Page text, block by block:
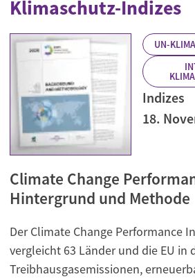
Klimaschutz-Indizes
UN-
Indizes
18.
Climate Change
Hintergrund und Methode
Der Climate Change Performance
vergleicht 63 Länder und die EU in
Treibhausgasemissionen,